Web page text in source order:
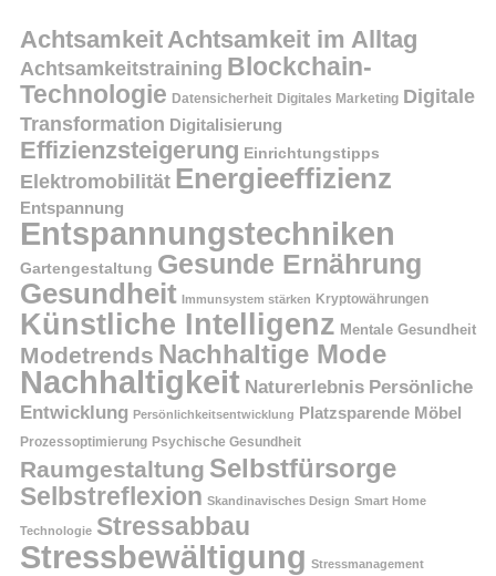
Achtsamkeit Achtsamkeit im Alltag
Achtsamkeitstraining Blockchain-
Technologie Datensicherheit Digitales Marketing Digitale
Transformation Digitalisierung
Effizienzsteigerung Einrichtungstipps
Elektromobilität Energieeffizienz
Entspannung
Entspannungstechniken
Gartengestaltung Gesunde Ernährung
Gesundheit Immunsystem stärken Kryptowährungen
Künstliche Intelligenz Mentale Gesundheit
Modetrends Nachhaltige Mode
Nachhaltigkeit Naturerlebnis Persönliche
Entwicklung Persönlichkeitsentwicklung Platzsparende Möbel
Prozessoptimierung Psychische Gesundheit
Raumgestaltung Selbstfürsorge
Selbstreflexion Skandinavisches Design Smart Home
Technologie Stressabbau
Stressbewältigung Stressmanagement